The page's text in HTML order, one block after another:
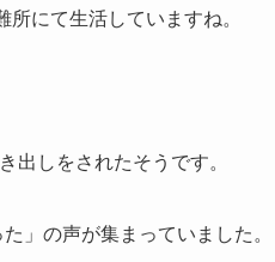
にて生活していますね。
出しをされたそうです。
」の声が集まっていました。